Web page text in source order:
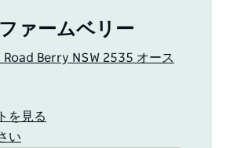
ァームベリー
Road Berry NSW 2535 オース
を見る
い